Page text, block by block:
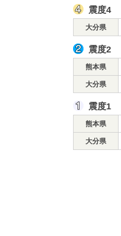
震度4
大分県
震度2
熊本県
大分県
震度1
熊本県
大分県